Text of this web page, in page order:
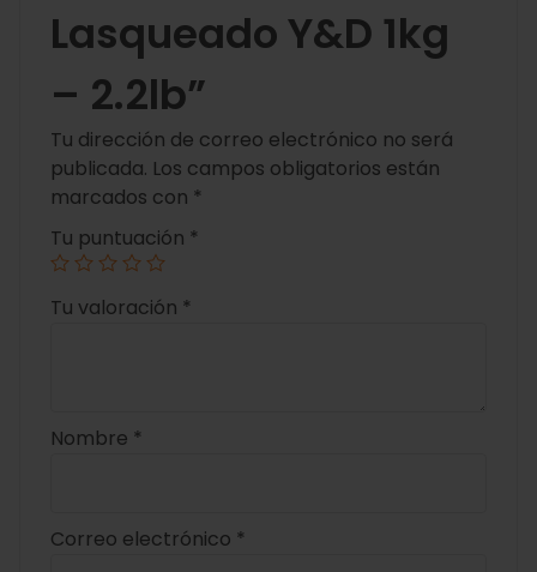
Lasqueado Y&D 1kg
– 2.2lb”
Tu dirección de correo electrónico no será
publicada. Los campos obligatorios están
marcados con *
Tu puntuación *
Tu valoración *
Nombre *
Correo electrónico *